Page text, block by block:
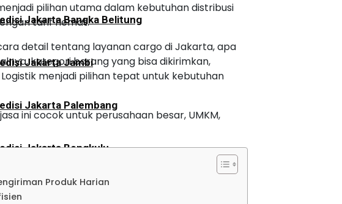
Jakarta Bangka Belitung
Jakarta Jambi
Jakarta Palembang
Jakarta Bengkulu
Jakarta Aceh
pilihan utama dalam kebutuhan distribusi
tarif hemat.
detail tentang layanan cargo di Jakarta, apa
kategori barang yang bisa dikirimkan,
menjadi pilihan tepat untuk kebutuhan
ini cocok untuk perusahaan besar, UMKM,
Produk Harian